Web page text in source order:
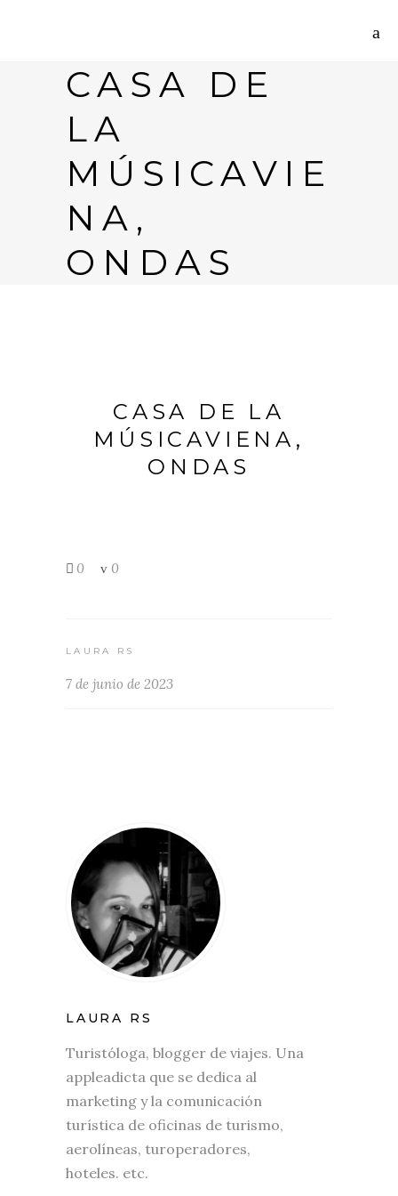
CASA DE
LA
MÚSICAVIE
NA,
ONDAS
CASA DE LA
MÚSICAVIENA,
ONDAS
0 0
LAURA RS
7 de junio de 2023
LAURA RS
Turistóloga, blogger de viajes. Una
appleadicta que se dedica al
marketing y la comunicación
turística de oficinas de turismo,
aerolíneas, turoperadores,
hoteles. etc.